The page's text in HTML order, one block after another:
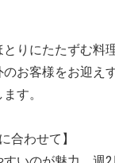
りにたたずむ料
お客様をお迎え
す。
合わせて】